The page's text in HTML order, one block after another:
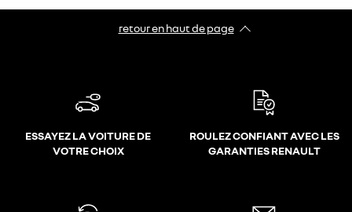
retour en haut de page​
ESSAYEZ LA VOITURE DE
VOTRE CHOIX
ROULEZ CONFIANT AVEC LES
GARANTIES RENAULT